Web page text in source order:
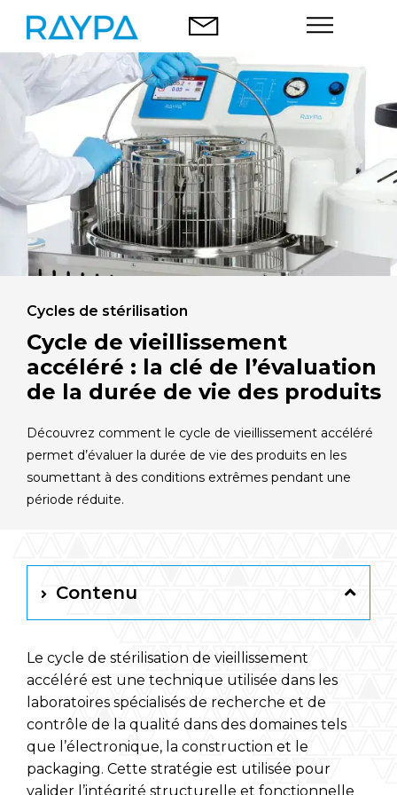
contenu
Autoclaves
Analyse des aliments
Societé
Blog
Contact
RAYPA Portal
Cycles de stérilisation
Cycle de vieillissement
accéléré : la clé de l’évaluation
de la durée de vie des produits
Découvrez comment le cycle de vieillissement accéléré
permet d’évaluer la durée de vie des produits en les
soumettant à des conditions extrêmes pendant une
période réduite.
Contenu
Le cycle de stérilisation de vieillissement
accéléré est une technique utilisée dans les
laboratoires spécialisés de recherche et de
contrôle de la qualité dans des domaines tels
que l’électronique, la construction et le
packaging. Cette stratégie est utilisée pour
valider l’intégrité structurelle et fonctionnelle